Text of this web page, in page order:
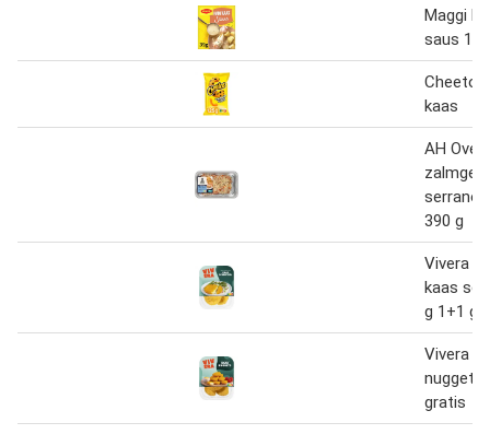
Maggi
saus
kaas
AH
serrano
390 g
Vivera
kaas
g 1+1
Vivera
nuggets
gratis